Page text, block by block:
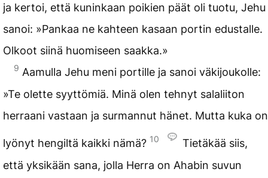
ja kertoi, että kuninkaan poikien päät oli tuotu, Jehu
sanoi: »Pankaa ne kahteen kasaan portin edustalle.
Olkoot siinä huomiseen saakka.»
9 Aamulla Jehu meni portille ja sanoi väkijoukolle:
»Te olette syyttömiä. Minä olen tehnyt salaliiton
herraani vastaan ja surmannut hänet. Mutta kuka on
lyönyt hengiltä kaikki nämä? 10
Tietäkää siis,
että yksikään sana, jolla Herra on Ahabin suvun